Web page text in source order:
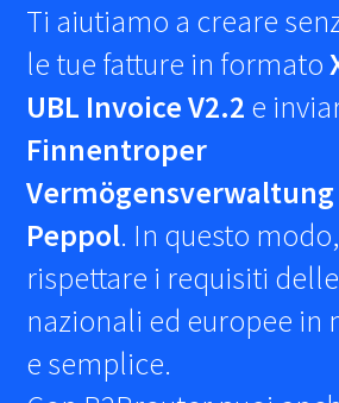
Ti aiutiamo a creare
le tue fatture in formato
UBL Invoice V2.2 e
Finnentroper
Vermögensverwaltung
Peppol. In questo
rispettare i requisiti
nazionali ed europee in
e semplice.